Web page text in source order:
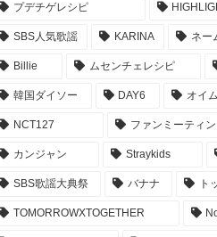
プデチゲレシピ
SBS人気歌謡 KARINA ネー
Billie ムセンチェレシピ
韓国ダイソー DAY6 オイ
NCT127 ファンミーティ
カンジャン Straykids
SBS歌謡大典祭 バナナ ト
TOMORROWXTOGETHER